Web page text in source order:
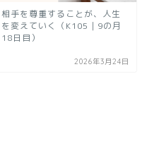
相手を尊重することが、人生
を変えていく（K105｜9の月
18日目）
2026年3月24日